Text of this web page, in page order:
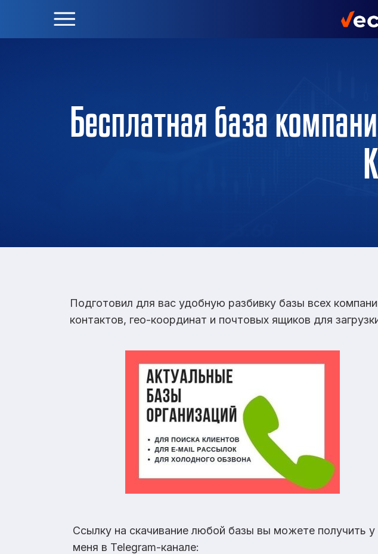
Бесплатная база
Подготовил для вас удобную разбивку базы всех
контактов, гео-координат и почтовых ящиков для
Ссылку на скачивание любой базы вы можете получить у
меня в Telegram-канале: